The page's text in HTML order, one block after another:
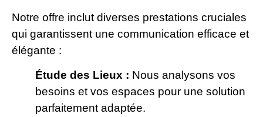
Notre offre inclut diverses prestations cruciales
qui garantissent une communication efficace et
élégante :
Étude des Lieux : Nous analysons vos
besoins et vos espaces pour une solution
parfaitement adaptée.